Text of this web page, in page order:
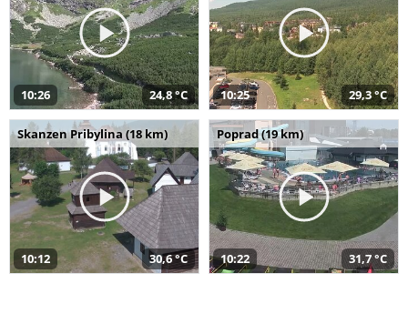
10:26 24,8 °C 10:25 29,3 °C
Skanzen Pribylina (18 km)
10:12 30,6 °C
Poprad (19 km)
10:22 31,7 °C